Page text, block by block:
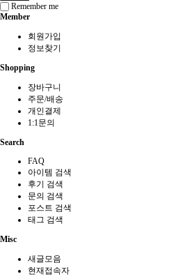
Remember me
Member
회원가입
정보찾기
Shopping
장바구니
주문/배송
개인결제
1:1문의
Search
FAQ
아이템 검색
후기 검색
문의 검색
포스트 검색
태그 검색
Misc
새글모음
현재접속자